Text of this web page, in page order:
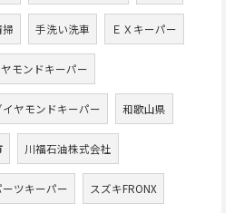
掃 手洗い洗車 ＥＸキーパー
モンドキーパー
ヤモンドキーパー 和歌山県
川福石油株式会社
ツキーパー スズキFRONX